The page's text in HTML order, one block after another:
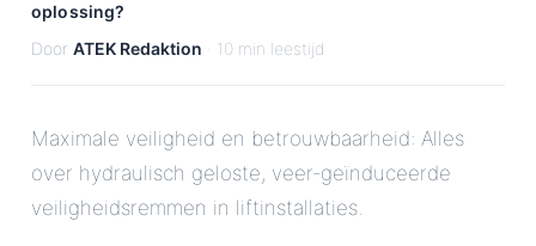
Naam
E-Mail
oplossing?
Door ATEK Redaktion · 10 min leestijd
Maximale veiligheid en betrouwbaarheid: Alles
over hydraulisch geloste, veer-geïnduceerde
veiligheidsremmen in liftinstallaties.